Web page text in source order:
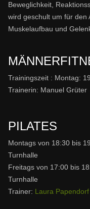
Beweglichkeit,
wird geschult um für den
Muskelaufbau und
Trainingszeit : Montag:
Trainerin: Manuel Grüter
PILATES
Montags von 18:30 bis
Turnhalle
Freitags von 17:00 bis
Turnhalle
Trainer: Laura Papendorf